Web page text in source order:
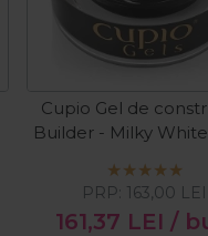
Cupio Gel de
Builder - Milky
161,37 LEI /
PRP: 163,00 LEI